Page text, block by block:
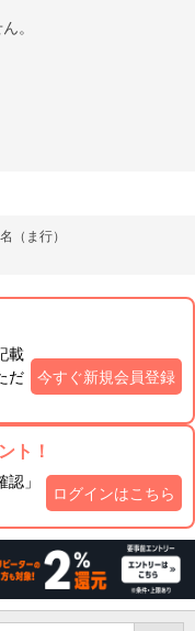
。
（ま行）
載
だ
今すぐ新規会員登録
ト！
」
ログインはこちら